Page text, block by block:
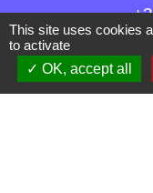
This site uses cookies
to activate
OK, accept all